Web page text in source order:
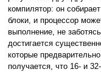
компилятор: он
блоки, и процессор
выполнение, не
достигается
которые
получается, что 16- и